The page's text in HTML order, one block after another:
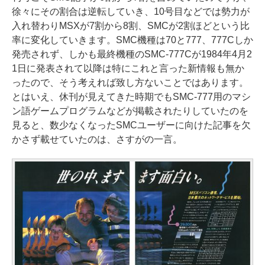
徐々にその割合は逆転していき、10号目などでは勢力が
入れ替わりMSXが7割から8割、SMCが2割ほどという比
率に変化していきます。SMC機種は70と777、777Cしか
発売されず、しかも最終機種のSMC-777Cが1984年4月2
1日に発表されて以降は特にこれと言った新情報も無か
ったので、そう考えれば致し方ないことではあります。
とはいえ、休刊が見えてきた時期でもSMC-777用のマシ
ン語ゲームプログラムなどが掲載されたりしていたのを
見ると、数少なくなったSMCユーザーに向けた記事を欠
かさず載せていたのは、さすがの一言。